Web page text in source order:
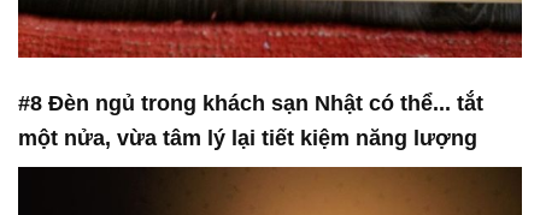
#8 Đèn ngủ trong khách sạn Nhật có thể... tắt
một nửa, vừa tâm lý lại tiết kiệm năng lượng